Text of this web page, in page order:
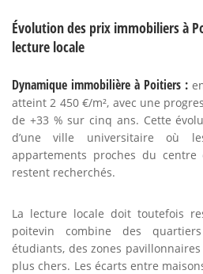
Évolution des prix immobiliers à
lecture locale
Dynamique immobilière à Poitiers :
atteint 2 450 €/m², avec une
de +33 % sur cinq ans. Cette
d’une ville universitaire où
appartements proches du
restent recherchés.
La lecture locale doit toutefois
poitevin combine des
étudiants, des zones
plus chers. Les écarts entre